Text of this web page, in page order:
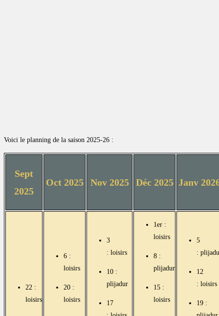
Voici le planning de la saison 2025-26 :
Sept
2025
Oct 2025 Nov 2025 Déc 2025 Janv
22 :
loisirs
6 :
loisirs
20 :
loisirs
3
: loisirs
10 :
plijadur
17
1er :
loisirs
8 :
plijadur
15 :
loisirs
5
:
12
: loisirs
19 :